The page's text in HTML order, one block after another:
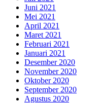
Juni 2021
Mei 2021
April 2021
Maret 2021
Februari 2021
Januari 2021
Desember 2020
November 2020
Oktober 2020
September 2020
Agustus 2020